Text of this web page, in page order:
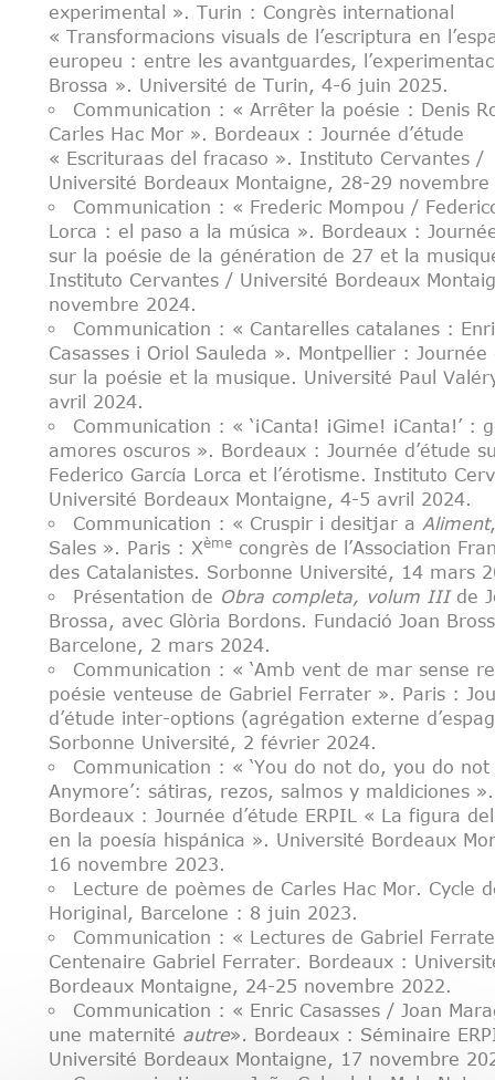
experimental ». Turin : Congrès international
« Transformacions visuals de l’escriptura en
europeu : entre les avantguardes,
Brossa ». Université de Turin, 4-6 juin 2025.
Communication : « Arrêter la poésie : Denis
Carles Hac Mor ». Bordeaux : Journée d’étude
« Escrituraas del fracaso ». Instituto Cervantes /
Université Bordeaux Montaigne, 28-29 novembre
Communication : « Frederic Mompou /
Lorca : el paso a la música ». Bordeaux :
sur la poésie de la génération de 27 et la
Instituto Cervantes / Université Bordeaux
novembre 2024.
Communication : « Cantarelles catalanes :
Casasses i Oriol Sauleda ». Montpellier : Journée
sur la poésie et la musique. Université Paul
avril 2024.
Communication : « ‘¡Canta! ¡Gime! ¡Canta!’ :
amores oscuros ». Bordeaux : Journée d’étude
Federico García Lorca et l’érotisme. Instituto
Université Bordeaux Montaigne, 4-5 avril 2024.
Communication : « Cruspir i desitjar a Aliment
Sales ». Paris : Xème congrès de l’Association
des Catalanistes. Sorbonne Université, 14 mars
Présentation de Obra completa, volum IIIde
Brossa, avec Glòria Bordons. Fundació Joan
Barcelone, 2 mars 2024.
Communication : « ‘Amb vent de mar sense
poésie venteuse de Gabriel Ferrater ». Paris :
d’étude inter-options (agrégation externe
Sorbonne Université, 2 février 2024.
Communication : « ‘You do not do, you do
Anymore’: sátiras, rezos, salmos y maldiciones ».
Bordeaux : Journée d’étude ERPIL « La figura
en la poesía hispánica ». Université Bordeaux
16 novembre 2023.
Lecture de poèmes de Carles Hac Mor. Cycle
Horiginal, Barcelone : 8 juin 2023.
Communication : « Lectures de Gabriel
Centenaire Gabriel Ferrater. Bordeaux :
Bordeaux Montaigne, 24-25 novembre 2022.
Communication : « Enric Casasses / Joan
une maternité autre». Bordeaux : Séminaire
Université Bordeaux Montaigne, 17 novembre